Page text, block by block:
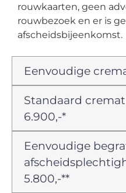
rouwkaarten, geen
rouwbezoek en er is
afscheidsbijeenkomst.
Eenvoudige
Standaard
6.900,-*
Eenvoudige
5.800,-**